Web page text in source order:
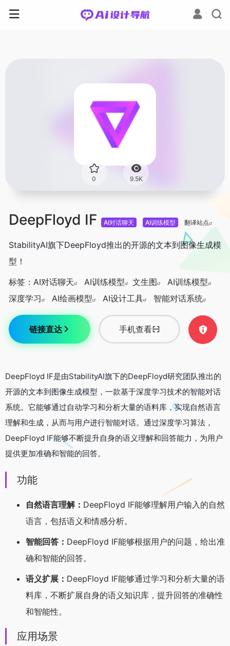
0 9.5K
DeepFloyd IF AI对话聊天 AI训练模型 翻译站点
StabilityAI旗下DeepFloyd推出的开源的文本到图像生成模
型！
标签： AI对话聊天 AI训练模型 文生图
AI训练模型
深度学习
AI绘画模型 AI设计工具 智能对话系统
链接直达 手机查看
DeepFloyd IF是由StabilityAI旗下的DeepFloyd研究团队推出的
开源的文本到图像生成模型，一款基于深度学习技术的智能对话
系统。它能够通过自动学习和分析大量的语料库，实现自然语言
理解和生成，从而与用户进行智能对话。通过深度学习算法，
DeepFloyd IF能够不断提升自身的语义理解和回答能力，为用户
提供更加准确和智能的回答。
功能
自然语言理解： DeepFloyd IF能够理解用户输入的自然
语言，包括语义和情感分析。
智能回答： DeepFloyd IF能够根据用户的问题，给出准
确和智能的回答。
语义扩展： DeepFloyd IF能够通过学习和分析大量的语
料库，不断扩展自身的语义知识库，提升回答的准确性
和智能性。
应用场景